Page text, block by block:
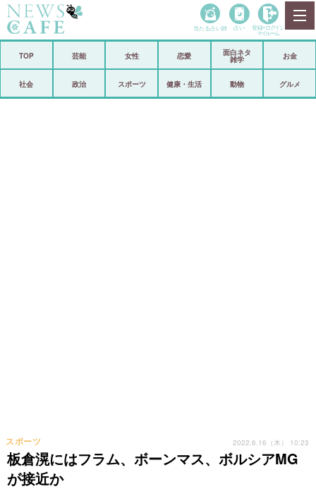
政治
当たる占い師 占い 登録• ログイン
マイルーム
TOP 芸能 女性 恋愛
面白ネタ
雑学
お金
社会 政治 スポーツ 健康・生活 動物 グルメ
板倉滉にはフラム、ボーンマス、ボルシアMG
が接近か
スポーツ 2022.6.16（木） 10:23